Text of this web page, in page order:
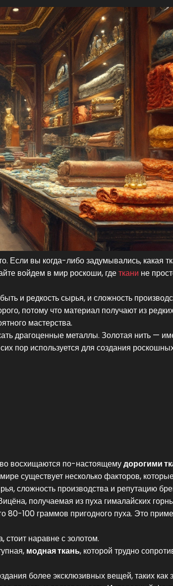
Если вы когда-либо задумывались, какая
войдем в мир роскоши, гдеткани не
и редкость сырья, и сложность
потому что материал получают из
мастерства.
драгоценные металлы. Золотая нить —
пор используется для создания
восхищаются по-настоящемудорогими
существует несколько факторов,
сложность производства и репутацию
получаемая из пуха гималайских
80-100 граммов пригодного пуха. Это
стоит наравне с золотом.
модная ткань, которой трудно
более эксклюзивных вещей, таких как